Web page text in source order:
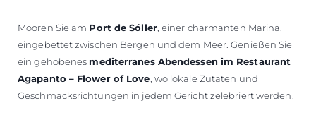
Mooren Sie am Port de Sóller, einer charmanten Marina,
eingebettet zwischen Bergen und dem Meer. Genießen Sie
ein gehobenes mediterranes Abendessen im Restaurant
Agapanto – Flower of Love , wo lokale Zutaten und
Geschmacksrichtungen in jedem Gericht zelebriert werden.